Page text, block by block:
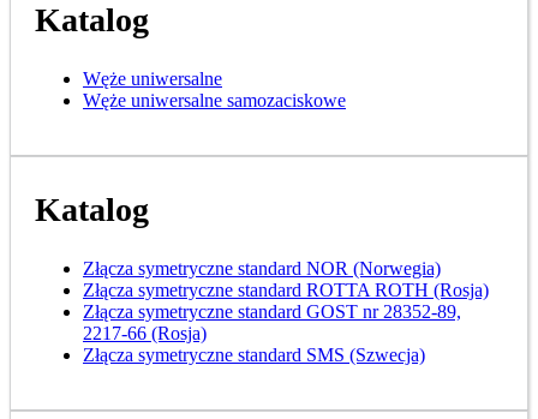
Katalog
Węże uniwersalne
Węże uniwersalne samozaciskowe
Katalog
Złącza symetryczne standard NOR (Norwegia)
Złącza symetryczne standard ROTTA ROTH (Rosja)
Złącza symetryczne standard GOST nr 28352-89,
2217-66 (Rosja)
Złącza symetryczne standard SMS (Szwecja)